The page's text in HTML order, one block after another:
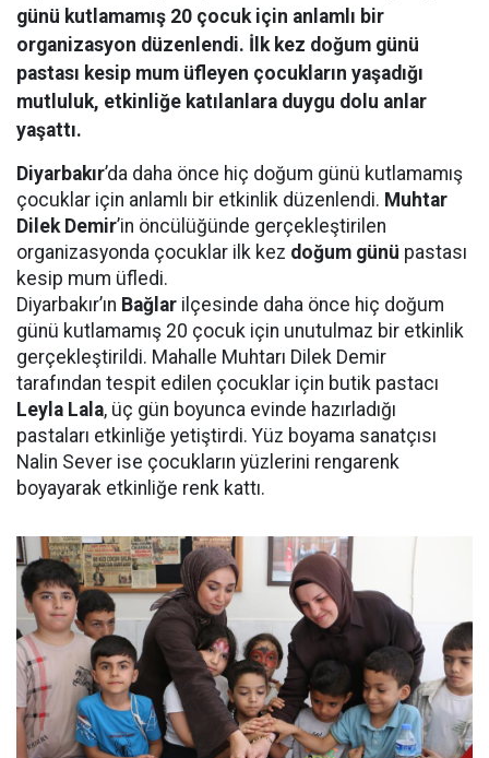
günü kutlamamış 20 çocuk için anlamlı bir
organizasyon düzenlendi. İlk kez doğum günü
pastası kesip mum üfleyen çocukların yaşadığı
mutluluk, etkinliğe katılanlara duygu dolu anlar
yaşattı.
Diyarbakır’da daha önce hiç doğum günü kutlamamış
çocuklar için anlamlı bir etkinlik düzenlendi. Muhtar
Dilek Demir’in öncülüğünde gerçekleştirilen
organizasyonda çocuklar ilk kez doğum günü pastası
kesip mum üfledi.
Diyarbakır’ın Bağlar ilçesinde daha önce hiç doğum
günü kutlamamış 20 çocuk için unutulmaz bir etkinlik
gerçekleştirildi. Mahalle Muhtarı Dilek Demir
tarafından tespit edilen çocuklar için butik pastacı
Leyla Lala, üç gün boyunca evinde hazırladığı
pastaları etkinliğe yetiştirdi. Yüz boyama sanatçısı
Nalin Sever ise çocukların yüzlerini rengarenk
boyayarak etkinliğe renk kattı.